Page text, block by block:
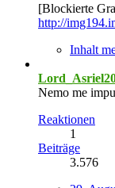
[Blockierte
http://
Inhalt
Nemo me
Reaktionen
1
Beiträge
3.576